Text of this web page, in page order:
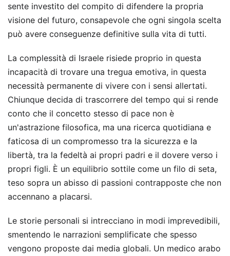
sente investito del compito di difendere la propria
visione del futuro, consapevole che ogni singola scelta
può avere conseguenze definitive sulla vita di tutti.
La complessità di Israele risiede proprio in questa
incapacità di trovare una tregua emotiva, in questa
necessità permanente di vivere con i sensi allertati.
Chiunque decida di trascorrere del tempo qui si rende
conto che il concetto stesso di pace non è
un'astrazione filosofica, ma una ricerca quotidiana e
faticosa di un compromesso tra la sicurezza e la
libertà, tra la fedeltà ai propri padri e il dovere verso i
propri figli. È un equilibrio sottile come un filo di seta,
teso sopra un abisso di passioni contrapposte che non
accennano a placarsi.
Le storie personali si intrecciano in modi imprevedibili,
smentendo le narrazioni semplificate che spesso
vengono proposte dai media globali. Un medico arabo